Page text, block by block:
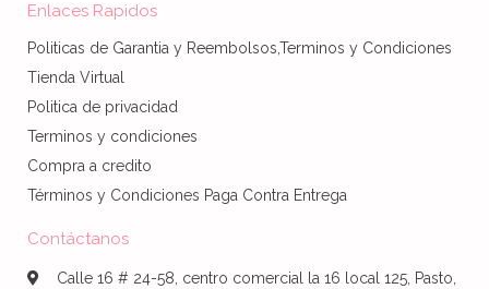
Enlaces Rapidos
Politicas de Garantia y Reembolsos,Terminos y Condiciones
Tienda Virtual
Politica de privacidad
Terminos y condiciones
Compra a credito
Términos y Condiciones Paga Contra Entrega
Contáctanos
Calle 16 # 24-58, centro comercial la 16 local 125, Pasto,